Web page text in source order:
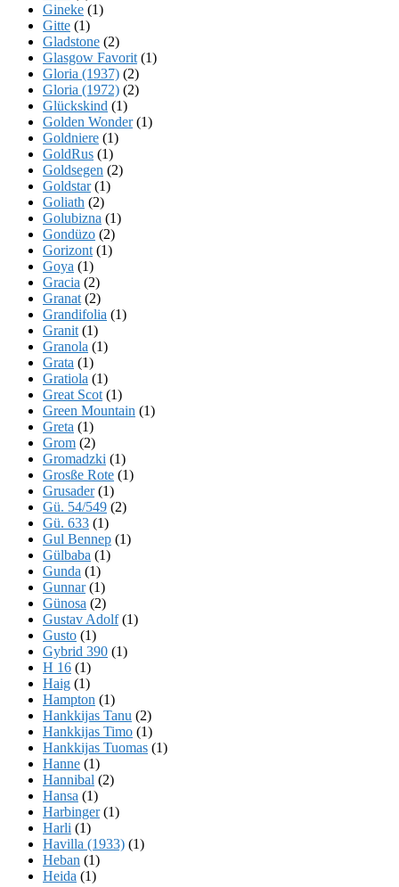
Gineke (1)
Gitte (1)
Gladstone (2)
Glasgow Favorit (1)
Gloria (1937) (2)
Gloria (1972) (2)
Glückskind (1)
Golden Wonder(1)
Goldniere (1)
GoldRus (1)
Goldsegen (2)
Goldstar(1)
Goliath (2)
Golubizna (1)
Gondüzo (2)
Gorizont (1)
Goya (1)
Gracia (2)
Granat (2)
Grandifolia (1)
Granit (1)
Granola (1)
Grata (1)
Gratiola (1)
Great Scot (1)
Green Mountain (1)
Greta (1)
Grom (2)
Gromadzki (1)
Grosße Rote (1)
Grusader(1)
Gü. 54/549 (2)
Gü. 633 (1)
Gul Bennep (1)
Gülbaba (1)
Gunda (1)
Gunnar(1)
Günosa (2)
Gustav Adolf(1)
Gusto (1)
Gybrid 390 (1)
H 16 (1)
Haig (1)
Hampton (1)
Hankkijas Tanu (2)
Hankkijas Timo (1)
Hankkijas Tuomas (1)
Hanne (1)
Hannibal (2)
Hansa (1)
Harbinger(1)
Harli (1)
Havilla (1933) (1)
Heban (1)
Heida (1)